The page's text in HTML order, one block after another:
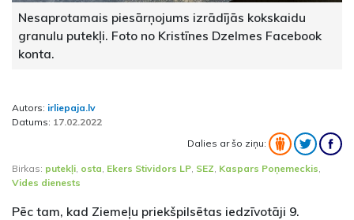
Nesaprotamais piesārņojums izrādījās kokskaidu
granulu putekļi. Foto no Kristīnes Dzelmes Facebook
konta.
Autors: irliepaja.lv
Datums: 17.02.2022
Dalies ar šo ziņu:
Birkas: putekļi osta Ekers Stividors LP SEZ Kaspars Poņemeckis
Vides dienests
Pēc tam, kad Ziemeļu priekšpilsētas iedzīvotāji 9.